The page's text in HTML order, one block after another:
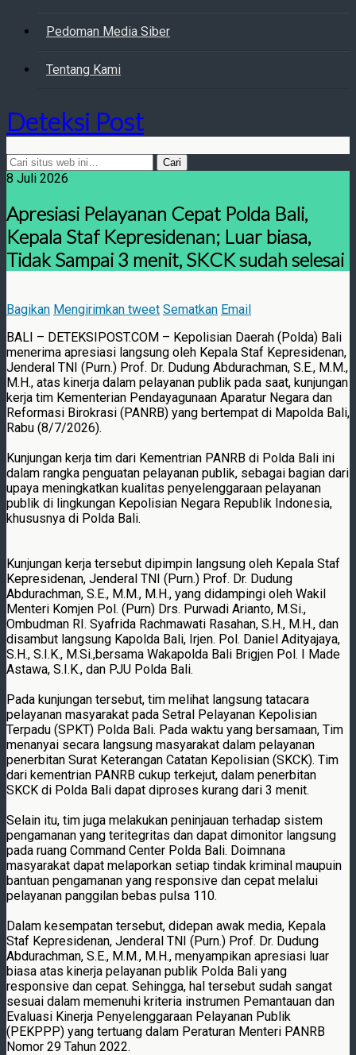
Pedoman Media Siber
Tentang Kami
Deteksi Post
8 Juli 2026
Apresiasi Pelayanan Cepat Polda Bali,
Kepala Staf Kepresidenan; Luar biasa,
Tidak Sampai 3 menit, SKCK sudah selesai
Bagikan Mengirimkan tweet Sematkan Email
BALI – DETEKSIPOST.COM – Kepolisian Daerah (Polda) Bali
menerima apresiasi langsung oleh Kepala Staf Kepresidenan,
Jenderal TNI (Purn.) Prof. Dr. Dudung Abdurachman, S.E., M.M.,
M.H., atas kinerja dalam pelayanan publik pada saat, kunjungan
kerja tim Kementerian Pendayagunaan Aparatur Negara dan
Reformasi Birokrasi (PANRB) yang bertempat di Mapolda Bali,
Rabu (8/7/2026).
Kunjungan kerja tim dari Kementrian PANRB di Polda Bali ini
dalam rangka penguatan pelayanan publik, sebagai bagian dari
upaya meningkatkan kualitas penyelenggaraan pelayanan
publik di lingkungan Kepolisian Negara Republik Indonesia,
khususnya di Polda Bali.
Kunjungan kerja tersebut dipimpin langsung oleh Kepala Staf
Kepresidenan, Jenderal TNI (Purn.) Prof. Dr. Dudung
Abdurachman, S.E., M.M., M.H., yang didampingi oleh Wakil
Menteri Komjen Pol. (Purn) Drs. Purwadi Arianto, M.Si.,
Ombudman RI. Syafrida Rachmawati Rasahan, S.H., M.H., dan
disambut langsung Kapolda Bali, Irjen. Pol. Daniel Adityajaya,
S.H., S.I.K., M.Si.,bersama Wakapolda Bali Brigjen Pol. I Made
Astawa, S.I.K., dan PJU Polda Bali.
Pada kunjungan tersebut, tim melihat langsung tatacara
pelayanan masyarakat pada Setral Pelayanan Kepolisian
Terpadu (SPKT) Polda Bali. Pada waktu yang bersamaan, Tim
menanyai secara langsung masyarakat dalam pelayanan
penerbitan Surat Keterangan Catatan Kepolisian (SKCK). Tim
dari kementrian PANRB cukup terkejut, dalam penerbitan
SKCK di Polda Bali dapat diproses kurang dari 3 menit.
Selain itu, tim juga melakukan peninjauan terhadap sistem
pengamanan yang teritegritas dan dapat dimonitor langsung
pada ruang Command Center Polda Bali. Doimnana
masyarakat dapat melaporkan setiap tindak kriminal maupuin
bantuan pengamanan yang responsive dan cepat melalui
pelayanan panggilan bebas pulsa 110.
Dalam kesempatan tersebut, didepan awak media, Kepala
Staf Kepresidenan, Jenderal TNI (Purn.) Prof. Dr. Dudung
Abdurachman, S.E., M.M., M.H., menyampikan apresiasi luar
biasa atas kinerja pelayanan publik Polda Bali yang
responsive dan cepat. Sehingga, hal tersebut sudah sangat
sesuai dalam memenuhi kriteria instrumen Pemantauan dan
Evaluasi Kinerja Penyelenggaraan Pelayanan Publik
(PEKPPP) yang tertuang dalam Peraturan Menteri PANRB
Nomor 29 Tahun 2022.